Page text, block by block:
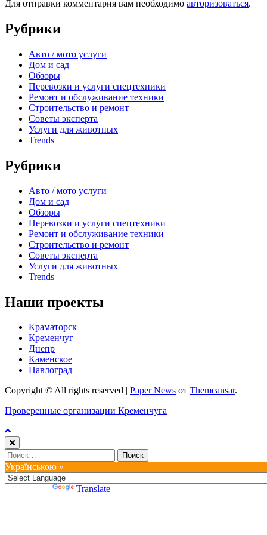
Для отправки комментария вам необходимо авторизоваться.
Рубрики
Авто / мото услуги
Дом и сад
Обзоры
Перевозки и услуги спецтехники
Ремонт и обслуживание техники
Строительство и ремонт
Советы эксперта
Услуги для животных
Trends
Рубрики
Авто / мото услуги
Дом и сад
Обзоры
Перевозки и услуги спецтехники
Ремонт и обслуживание техники
Строительство и ремонт
Советы эксперта
Услуги для животных
Trends
Наши проекты
Краматорск
Кременчуг
Днепр
Каменское
Павлоград
Copyright © All rights reserved
Paper News от Themeansar.
Проверенные организации Кременчуга
Найти:
Українською »
Translate